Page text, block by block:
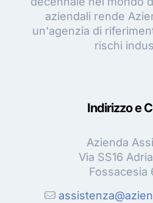
aziendali rende
un'agenzia di
rischi
Indirizzo e
Azienda
Via SS16
Fossacesia